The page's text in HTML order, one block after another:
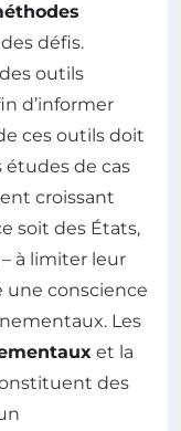
défis.
outils
d’informer
ces outils doit
études de cas
croissant
soit des États,
à limiter leur
une conscience
Les
et la
des